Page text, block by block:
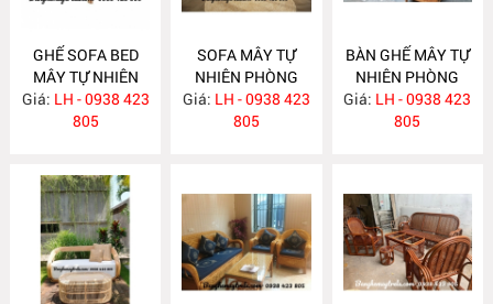
GHẾ SOFA BED
MÂY TỰ NHIÊN
MA615
Giá: LH - 0938 423
805
SOFA MÂY TỰ
NHIÊN PHÒNG
KHÁCH MA612
Giá: LH - 0938 423
805
BÀN GHẾ MÂY TỰ
NHIÊN PHÒNG
KHÁCH MA610
Giá: LH - 0938 423
805